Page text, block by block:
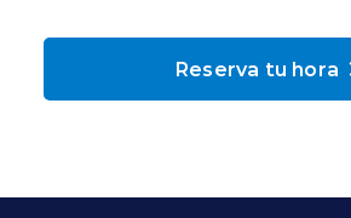
Reserva de
Reserva tu hora